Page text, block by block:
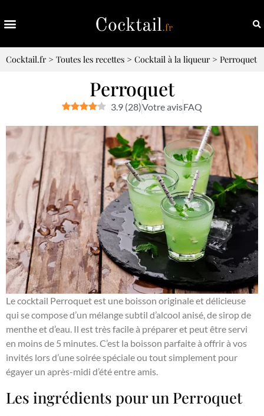
Cocktail.fr> Toutes les recettes > Cocktail à la liqueur> Perroquet
Perroquet
3.9 (28)Votre avisFAQ
Le cocktail Perroquet est une boisson originale et délicieuse
qui se compose d’un mélange subtil d’alcool anisé, de sirop de
menthe et d’eau. Il est très facile à préparer et peut être servi
en moins de 5 minutes. C’est la boisson parfaite à offrir à vos
invités lors d’une soirée spéciale ou tout simplement pour
égayer un après-midi d’été entre amis.
Les ingrédients pour un Perroquet